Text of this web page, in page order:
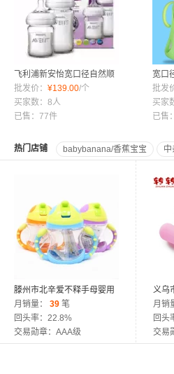
飞利浦新安怡宽口径自然顺
畅玻璃奶瓶 新生儿套装
批发价： ¥139.00/个
买家数：8人
已售：77件
宽口
弧形
儿奶
批发
买家
已售
热门店铺 babybanana/香蕉宝宝 中
滕州市北辛爱不释手母婴用
品店
月销量： 39 笔
回头率：22.8%
交易勋章：AAA级
义乌
司
月销
回头
交易